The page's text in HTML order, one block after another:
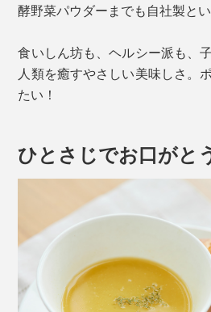
酵野菜パウダーまでも自社製とい
食いしん坊も、ヘルシー派も、
人類を癒すやさしい美味しさ。
たい！
ひとさじでお口がと